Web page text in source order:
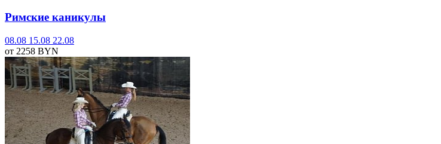
Римские каникулы
08.08 15.08 22.08
от 2258 BYN